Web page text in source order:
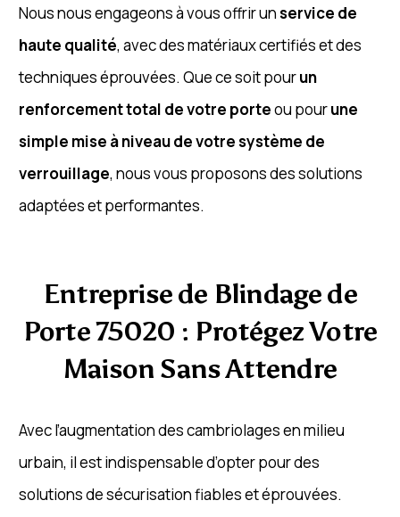
Nous nous engageons à vous offrir unservice de
haute qualité, avec des matériaux certifiés et des
techniques éprouvées. Que ce soit pourun
renforcement total de votre porteou pourune
simple mise à niveau de votre système de
verrouillage, nous vous proposons des solutions
adaptées et performantes.
Entreprise de Blindage de
Porte 75020 : Protégez Votre
Maison Sans Attendre
Avec l’augmentation des cambriolages en milieu
urbain, il est indispensable d’opter pour des
solutions de sécurisation fiables et éprouvées.